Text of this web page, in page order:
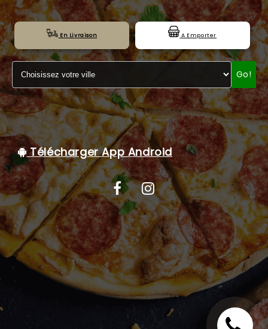
NOTRE RESTAURANT
VOS AVIS
MENTIONS LÉGALES
C.G.V
En Livraison A Emporter
Go!
Télécharger App Android